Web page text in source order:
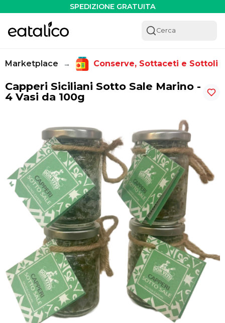
SPEDIZIONE GRATUITA
Cerca
Marketplace → Conserve, Sottaceti e Sottoli
Capperi Siciliani Sotto Sale Marino -
4 Vasi da 100g
Capperi Siciliani Sotto Sale Marino - 4 Vasi da 100g -